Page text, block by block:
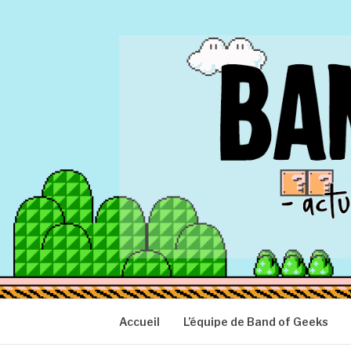
BAND OF
Actu Geek d'hier et d'aujourd'hui
Accueil L’équipe de Band of Geeks